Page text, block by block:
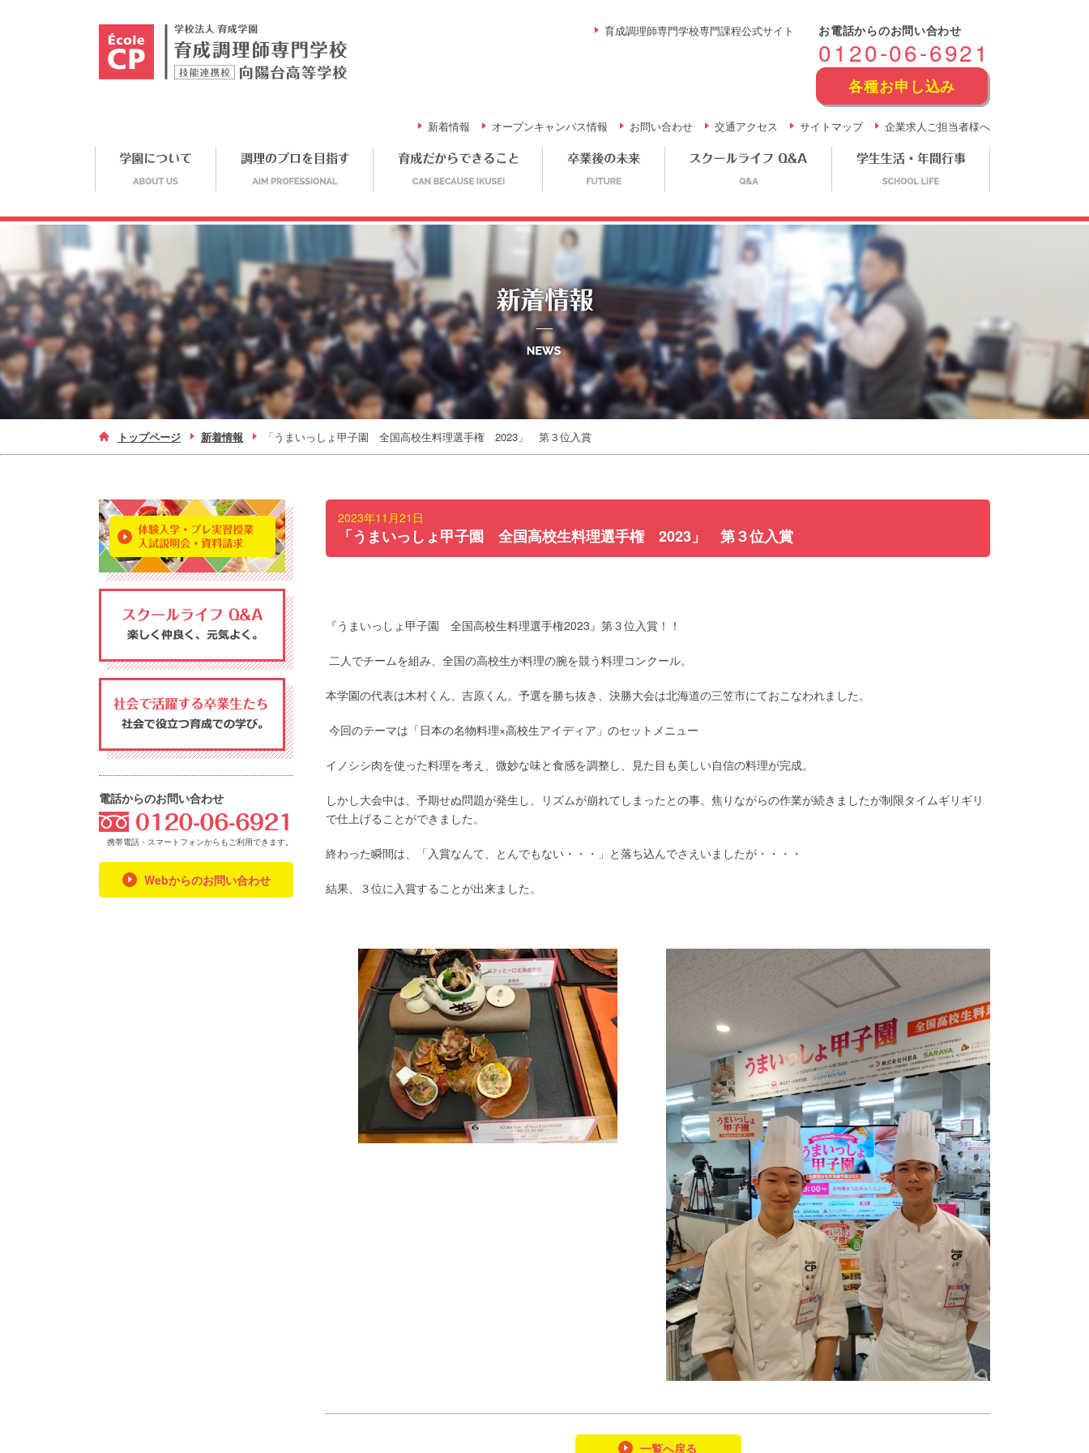
育成だからできること
新着情報 オープンキャンパス情報 お問い合わせ 交通アクセス サイトマップ 企業求人ご担当者様へ
育成調理師専門学校専門課程公式サイト お電話からのお問い合わせ
0120-06-6921
各種お申し込み
新着情報
トップページ 新着情報 「うまいっしょ甲子園 全国高校生料理選手権 2023」 第３位入賞
2023年11月21日
「うまいっしょ甲子園 全国高校生料理選手権 2023」 第３位入賞
『うまいっしょ甲子園 全国高校生料理選手権2023』第３位入賞！！
二人でチームを組み、全国の高校生が料理の腕を競う料理コンクール。
本学園の代表は木村くん、吉原くん。予選を勝ち抜き、決勝大会は北海道の三笠市にておこなわれました。
今回のテーマは「日本の名物料理×高校生アイディア」のセットメニュー
イノシシ肉を使った料理を考え、微妙な味と食感を調整し、見た目も美しい自信の料理が完成。
しかし大会中は、予期せぬ問題が発生し、リズムが崩れてしまったとの事。焦りながらの作業が続きましたが制限タイムギリギリ
で仕上げることができました。
終わった瞬間は、「入賞なんて、とんでもない・・・」と落ち込んでさえいましたが・・・・
結果、３位に入賞することが出来ました。
一覧へ戻る
電話からのお問い合わせ
フリーダイヤル：0120-06-6921
携帯電話・スマートフォンからもご利用できます。
Webからのお問い合わせ